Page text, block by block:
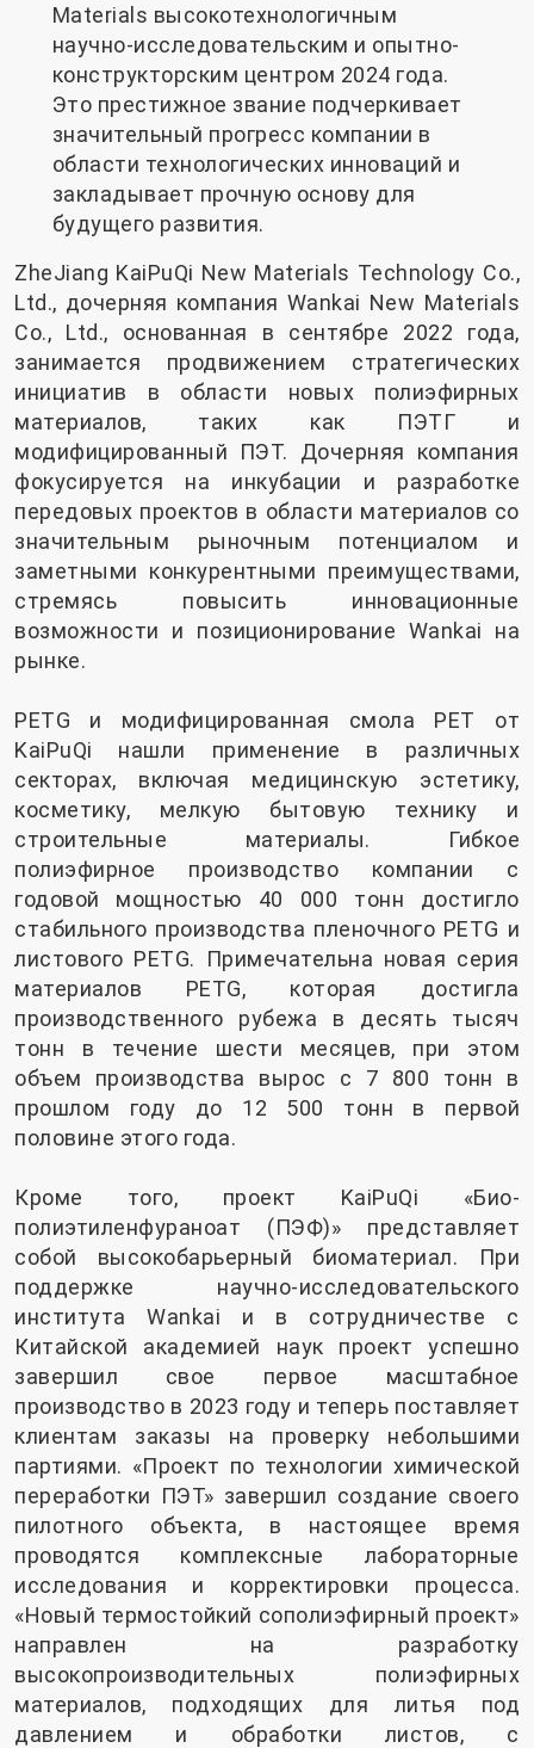
Materials высокотехнологичным
научно-исследовательским и опытно-
конструкторским центром 2024 года.
Это престижное звание подчеркивает
значительный прогресс компании в
области технологических инноваций и
закладывает прочную основу для
будущего развития.
ZheJiang KaiPuQi New Materials Technology Co.,
Ltd., дочерняя компания Wankai New Materials
Co., Ltd., основанная в сентябре 2022 года,
занимается продвижением стратегических
инициатив в области новых полиэфирных
материалов, таких как ПЭТГ и
модифицированный ПЭТ. Дочерняя компания
фокусируется на инкубации и разработке
передовых проектов в области материалов со
значительным рыночным потенциалом и
заметными конкурентными преимуществами,
стремясь повысить инновационные
возможности и позиционирование Wankai на
рынке.
PETG и модифицированная смола PET от
KaiPuQi нашли применение в различных
секторах, включая медицинскую эстетику,
косметику, мелкую бытовую технику и
строительные материалы. Гибкое
полиэфирное производство компании с
годовой мощностью 40 000 тонн достигло
стабильного производства пленочного PETG и
листового PETG. Примечательна новая серия
материалов PETG, которая достигла
производственного рубежа в десять тысяч
тонн в течение шести месяцев, при этом
объем производства вырос с 7 800 тонн в
прошлом году до 12 500 тонн в первой
половине этого года.
Кроме того, проект KaiPuQi «Био-
полиэтиленфураноат (ПЭФ)» представляет
собой высокобарьерный биоматериал. При
поддержке научно-исследовательского
института Wankai и в сотрудничестве с
Китайской академией наук проект успешно
завершил свое первое масштабное
производство в 2023 году и теперь поставляет
клиентам заказы на проверку небольшими
партиями. «Проект по технологии химической
переработки ПЭТ» завершил создание своего
пилотного объекта, в настоящее время
проводятся комплексные лабораторные
исследования и корректировки процесса.
«Новый термостойкий сополиэфирный проект»
направлен на разработку
высокопроизводительных полиэфирных
материалов, подходящих для литья под
давлением и обработки листов, с